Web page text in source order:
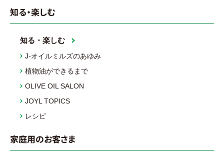
知る・楽しむ
知る・楽しむ
J-オイルミルズのあゆみ
植物油ができるまで
OLIVE OIL SALON
JOYL TOPICS
レシピ
家庭用のお客さま